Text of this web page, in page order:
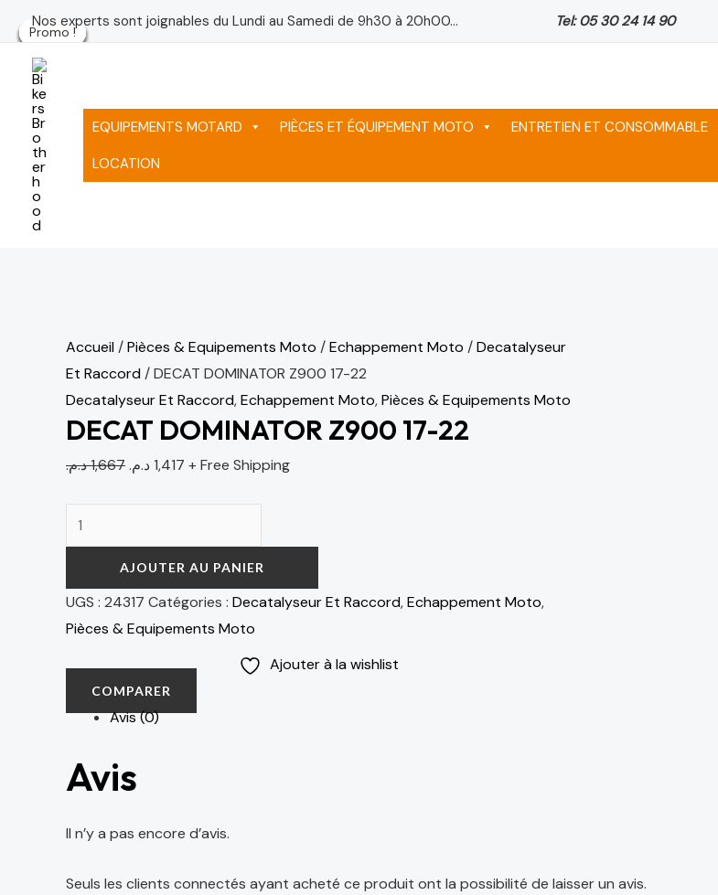
contenu
Nos experts sont joignables du Lundi au Samedi de 9h30 à 20h00... Tel: 05 30 24 14 90
EQUIPEMENTS MOTARD PIÈCES ET ÉQUIPEMENT MOTO ENTRETIEN ET CONSOMMABLE
LOCATION
Promo !
Accueil/Pièces & Equipements Moto /Echappement Moto /Decatalyseur
Et Raccord/ DECAT DOMINATOR Z900 17-22
Decatalyseur Et Raccord,Echappement Moto,Pièces & Equipements Moto
DECAT DOMINATOR Z900 17-22
1,667د.م.
Le
1,667 د.م..
1,417د.م.
Le
1,417 د.م..
+ Free Shipping
quantité
de
Z900
AJOUTER AU PANIER
UGS : 24317 Catégories : Decatalyseur Et Raccord,Echappement Moto,
Pièces & Equipements Moto
Ajouter à la wishlist
COMPARER
Avis (0)
Avis
Il n’y a pas encore d’avis.
Seuls les clients connectés ayant acheté ce produit ont la possibilité de laisser un avis.
Promo !
Promo !
Le
75 د.م..
Le
64 د.م..
Promo !
Promo !
Le
75 د.م..
Le
64 د.م..
Promo !
Promo !
Le
75 د.م..
Le
64 د.م..